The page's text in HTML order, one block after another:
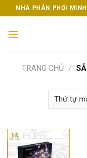
to
content
NHÀ PHÂN PHỐI
TRANG CHỦ /